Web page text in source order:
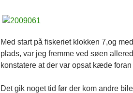
Med start på fiskeriet klokken 7,og
plads, var jeg fremme ved søen
konstatere at der var opsat kæde
Det gik noget tid før der kom andre